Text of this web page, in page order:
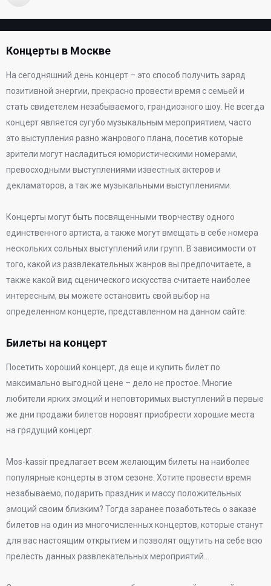
Концерты в Москве
На сегодняшний день концерт – это способ получить заряд
позитивной энергии, прекрасно провести время с семьей и
стать свидетелем незабываемого, грандиозного шоу. Не всегда
концерт является сугубо музыкальным мероприятием, часто
это выступления разно жанрового плана, посетив которые
зрители могут насладиться юмористическими номерами,
превосходными выступлениями известных актеров и
декламаторов, а так же музыкальными выступлениями.
Концерты могут быть посвященными творчеству одного
единственного артиста, а также могут вмещать в себе номера
нескольких сольных выступлений или групп. В зависимости от
того, какой из развлекательных жанров вы предпочитаете, а
также какой вид сценического искусства считаете наиболее
интересным, вы можете остановить свой выбор на
определенном концерте, представленном на данном сайте.
Билеты на концерт
Посетить хороший концерт, да еще и купить билет по
максимально выгодной цене – дело не простое. Многие
любители ярких эмоций и неповторимых выступлений в первые
же дни продажи билетов норовят приобрести хорошие места
на грядущий концерт.
Mos-kassir предлагает всем желающим билеты на наиболее
популярные концерты в этом сезоне. Хотите провести время
незабываемо, подарить праздник и массу положительных
эмоций своим близким? Тогда заранее позаботьтесь о заказе
билетов на один из многочисленных концертов, которые станут
для вас настоящим открытием и позволят ощутить на себе всю
прелесть данных развлекательных мероприятий…